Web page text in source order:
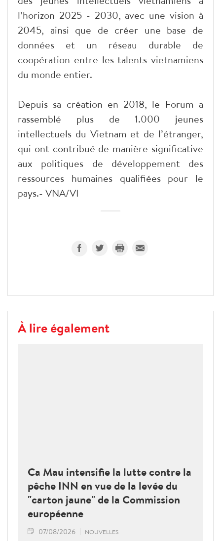
l’horizon 2025 - 2030, avec une vision à
2045, ainsi que de créer une base de
données et un réseau durable de
coopération entre les talents vietnamiens
du monde entier.
Depuis sa création en 2018, le Forum a
rassemblé plus de 1.000 jeunes
intellectuels du Vietnam et de l’étranger,
qui ont contribué de manière significative
aux politiques de développement des
ressources humaines qualifiées pour le
pays.- VNA/VI
À lire également
Ca Mau intensifie la lutte contre la
pêche INN en vue de la levée du
"carton jaune" de la Commission
européenne
07/08/2026 NOUVELLES